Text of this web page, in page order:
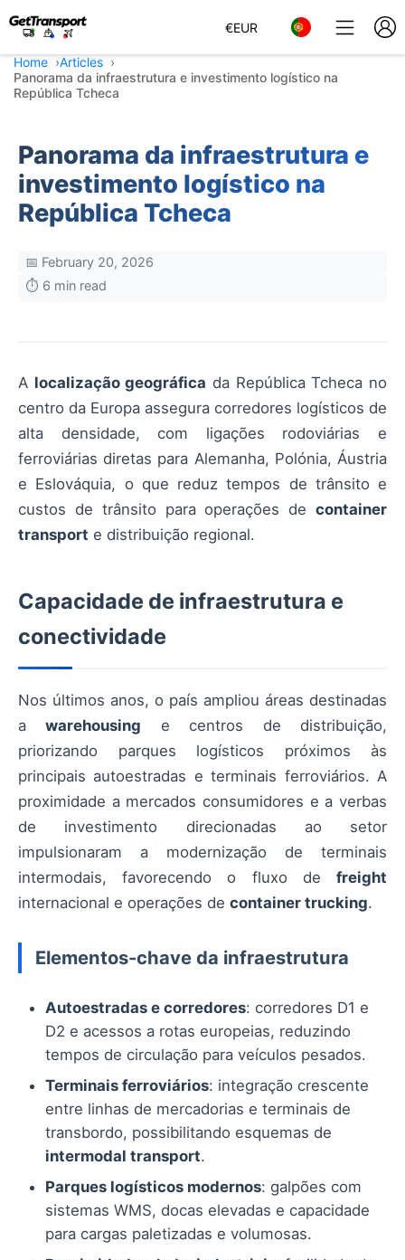
€EUR
Home
Articles
Panorama da infraestrutura e investimento logístico na
República Tcheca
Panorama da infraestrutura e
investimento logístico na
República Tcheca
📅 February 20, 2026
⏱️ 6 min read
A localização geográfica da República Tcheca no
centro da Europa assegura corredores logísticos de
alta densidade, com ligações rodoviárias e
ferroviárias diretas para Alemanha, Polónia, Áustria
e Eslováquia, o que reduz tempos de trânsito e
custos de trânsito para operações de container
transport e distribuição regional.
Capacidade de infraestrutura e
conectividade
Nos últimos anos, o país ampliou áreas destinadas
awarehousing e centros de distribuição,
priorizando parques logísticos próximos às
principais autoestradas e terminais ferroviários. A
proximidade a mercados consumidores e a verbas
de investimento direcionadas ao setor
impulsionaram a modernização de terminais
intermodais, favorecendo o fluxo de freight
internacional e operações de container trucking.
Elementos-chave da infraestrutura
Autoestradas e corredores: corredores D1 e
D2 e acessos a rotas europeias, reduzindo
tempos de circulação para veículos pesados.
Terminais ferroviários: integração crescente
entre linhas de mercadorias e terminais de
transbordo, possibilitando esquemas de
intermodal transport.
Parques logísticos modernos: galpões com
sistemas WMS, docas elevadas e capacidade
para cargas paletizadas e volumosas.